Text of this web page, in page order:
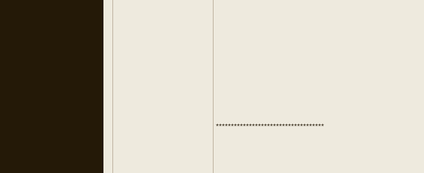
************************************